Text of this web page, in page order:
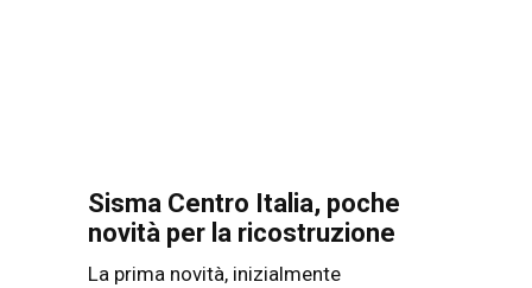
Sisma Centro Italia, poche
novità per la ricostruzione
La prima novità, inizialmente